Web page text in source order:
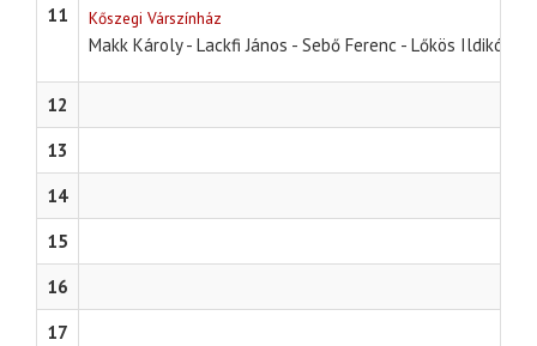
11
Kőszegi Várszínház
Makk Károly - Lackfi János - Sebő Ferenc - Lőkös Ildikó
12
13
14
15
16
17